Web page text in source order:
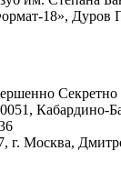
18», Дуров
Секретно
Кабардино-
г. Москва,